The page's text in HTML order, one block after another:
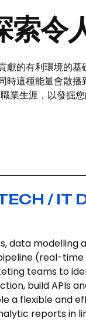
索令
獻的有利環境的
時這種能量會散
業生涯，以發掘您
/ IT
data
(real-
teams to
build APIs
a flexible and
reports in